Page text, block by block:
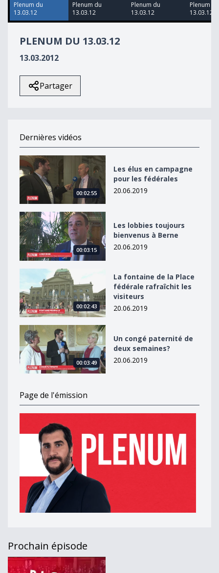
50
seconds
Plenum du
13.03.12
Plenum du
13.03.12
Plenum du
13.03.12
Plenum du
13.03.12
PLENUM DU 13.03.12
13.03.2012
Partager
Dernières vidéos
Les élus en campagne pour les fédérales
00:02:55
Les élus en campagne
pour les fédérales
20.06.2019
Les lobbies toujours bienvenus à Berne
00:03:15
Les lobbies toujours
bienvenus à Berne
20.06.2019
La fontaine de la Place fédérale rafraîchit les visiteurs
00:02:43
La fontaine de la Place
fédérale rafraîchit les
visiteurs
20.06.2019
Un congé paternité de deux semaines?
00:03:49
Un congé paternité de
deux semaines?
20.06.2019
Page de l'émission
Prochain épisode
Plenum du 05.06.12